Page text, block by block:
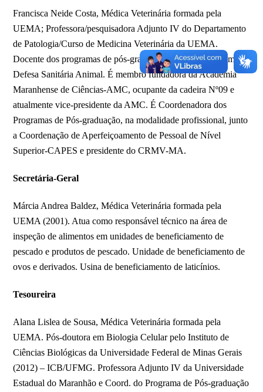
Francisca Neide Costa, Médica Veterinária formada pela
UEMA; Professora/pesquisadora Adjunto IV do Departamento
de Patologia/Curso de Medicina Veterinária da UEMA.
Docente dos programas de pós-graduação em Ciência Animal e
Defesa Sanitária Animal. É membro fundadora da Academia
Maranhense de Ciências-AMC, ocupante da cadeira Nº09 e
atualmente vice-presidente da AMC. É Coordenadora dos
Programas de Pós-graduação, na modalidade profissional, junto
a Coordenação de Aperfeiçoamento de Pessoal de Nível
Superior-CAPES e presidente do CRMV-MA.
Secretária-Geral
Márcia Andrea Baldez, Médica Veterinária formada pela
UEMA (2001). Atua como responsável técnico na área de
inspeção de alimentos em unidades de beneficiamento de
pescado e produtos de pescado. Unidade de beneficiamento de
ovos e derivados. Usina de beneficiamento de laticínios.
Tesoureira
Alana Lislea de Sousa, Médica Veterinária formada pela
UEMA. Pós-doutora em Biologia Celular pelo Instituto de
Ciências Biológicas da Universidade Federal de Minas Gerais
(2012) – ICB/UFMG. Professora Adjunto IV da Universidade
Estadual do Maranhão e Coord. do Programa de Pós-graduação